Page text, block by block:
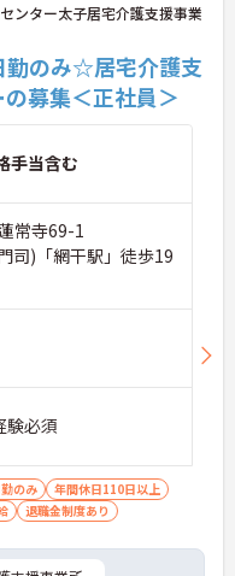
ンター太子居宅介護支援事業
勤のみ☆居宅介護支
募集＜正社員＞
手当含む
常寺69-1
司)「網干駅」徒歩19
必須
のみ
年間休日110日以上
退職金制度あり